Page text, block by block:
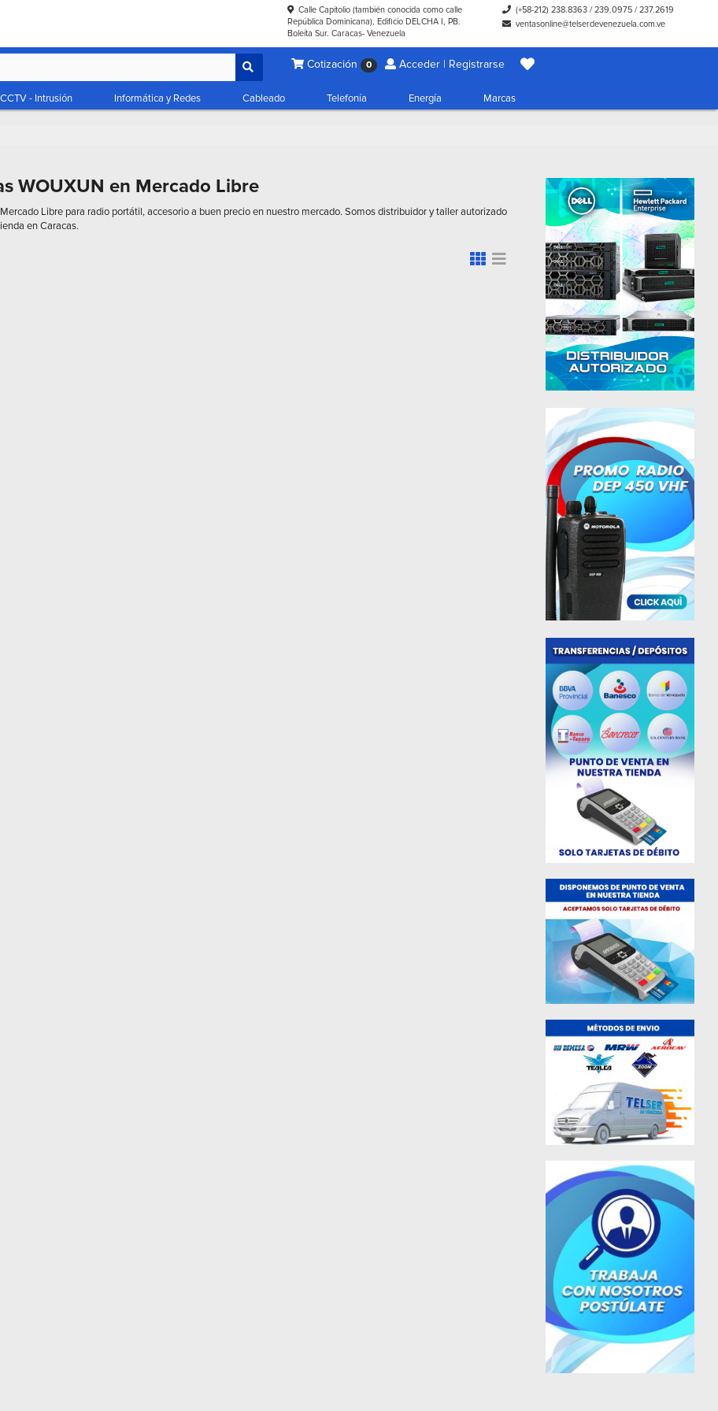
Calle Capitolio (también conocida como calle
República Dominicana), Edificio DELCHA I, PB.
Boleíta Sur. Caracas- Venezuela
(+58-212) 238.8363 /239.0975 /237.2619
ventasonline@telserdevenezuela.com.ve
Cotización 0 Acceder | Registrarse
CCTV - Intrusión Informática y Redes Cableado Telefonía Energía Marcas
WOUXUN en Mercado Libre
Libre para radio portátil, accesorio a buen precio en nuestro mercado. Somos distribuidor y taller autorizado
en Caracas.